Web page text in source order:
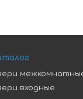
входные